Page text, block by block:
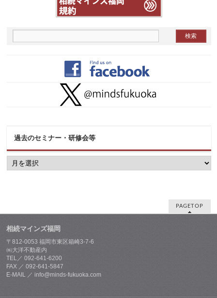
過去のセミナー・研修会等
過
去
の
研
修
会
等
PAGETOP
相続マインズ福岡
〒812-0053 福岡市東区箱崎3-7-6
㈱大洋不動産内
TEL／ 092-641-6200
FAX ／ 092-641-5847
E-MAIL ／ info@minds-fukuoka.com